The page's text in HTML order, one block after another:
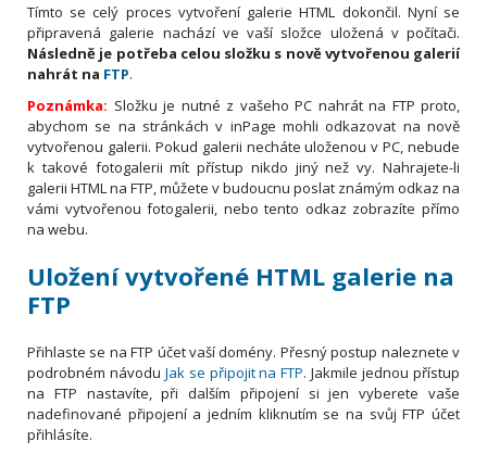
Tímto se celý proces vytvoření galerie HTML dokončil. Nyní se
připravená galerie nachází ve vaší složce uložená v počítači.
Následně je potřeba celou složku s nově vytvořenou galerií
nahrát na FTP.
Poznámka: Složku je nutné z vašeho PC nahrát na FTP proto,
abychom se na stránkách v inPage mohli odkazovat na nově
vytvořenou galerii. Pokud galerii necháte uloženou v PC, nebude
k takové fotogalerii mít přístup nikdo jiný než vy. Nahrajete-li
galerii HTML na FTP, můžete v budoucnu poslat známým odkaz na
vámi vytvořenou fotogalerii, nebo tento odkaz zobrazíte přímo
na webu.
Uložení vytvořené HTML galerie na
FTP
Přihlaste se na FTP účet vaší domény. Přesný postup naleznete v
podrobném návodu Jak se připojit na FTP. Jakmile jednou přístup
na FTP nastavíte, při dalším připojení si jen vyberete vaše
nadefinované připojení a jedním kliknutím se na svůj FTP účet
přihlásíte.